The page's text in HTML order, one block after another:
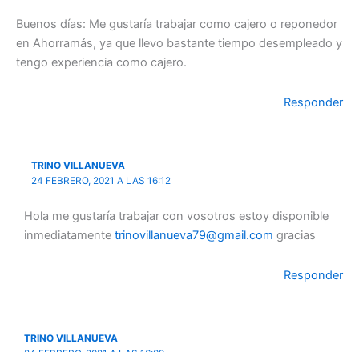
Buenos días: Me gustaría trabajar como cajero o reponedor
en Ahorramás, ya que llevo bastante tiempo desempleado y
tengo experiencia como cajero.
Responder
TRINO VILLANUEVA
24 FEBRERO, 2021 A LAS 16:12
Hola me gustaría trabajar con vosotros estoy disponible
inmediatamente trinovillanueva79@gmail.com gracias
Responder
TRINO VILLANUEVA